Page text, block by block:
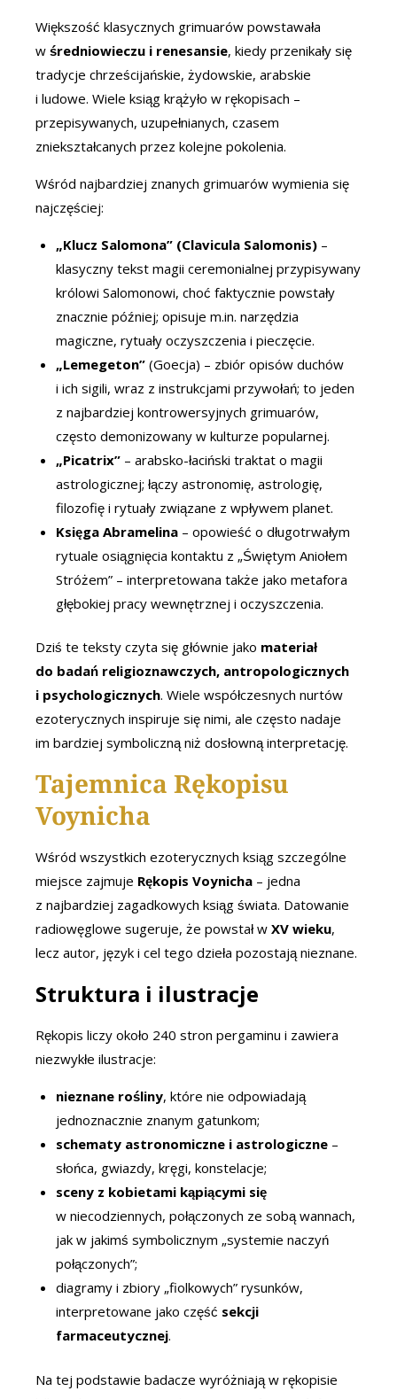
Większość klasycznych grimuarów powstawała
w średniowieczu i renesansie, kiedy przenikały się
tradycje chrześcijańskie, żydowskie, arabskie
i ludowe. Wiele ksiąg krążyło w rękopisach –
przepisywanych, uzupełnianych, czasem
zniekształcanych przez kolejne pokolenia.
Wśród najbardziej znanych grimuarów wymienia się
najczęściej:
„Klucz Salomona” (Clavicula Salomonis)–
klasyczny tekst magii ceremonialnej przypisywany
królowi Salomonowi, choć faktycznie powstały
znacznie później; opisuje m.in. narzędzia
magiczne, rytuały oczyszczenia i pieczęcie.
„Lemegeton”(Goecja) – zbiór opisów duchów
i ich sigili, wraz z instrukcjami przywołań; to jeden
z najbardziej kontrowersyjnych grimuarów,
często demonizowany w kulturze popularnej.
„Picatrix”– arabsko-łaciński traktat o magii
astrologicznej; łączy astronomię, astrologię,
filozofię i rytuały związane z wpływem planet.
Księga Abramelina– opowieść o długotrwałym
rytuale osiągnięcia kontaktu z „Świętym Aniołem
Stróżem” – interpretowana także jako metafora
głębokiej pracy wewnętrznej i oczyszczenia.
Dziś te teksty czyta się głównie jako materiał
do badań religioznawczych, antropologicznych
i psychologicznych. Wiele współczesnych nurtów
ezoterycznych inspiruje się nimi, ale często nadaje
im bardziej symboliczną niż dosłowną interpretację.
Tajemnica Rękopisu
Voynicha
Wśród wszystkich ezoterycznych ksiąg szczególne
miejsce zajmuje Rękopis Voynicha – jedna
z najbardziej zagadkowych ksiąg świata. Datowanie
radiowęglowe sugeruje, że powstał w XV wieku,
lecz autor, język i cel tego dzieła pozostają nieznane.
Struktura i ilustracje
Rękopis liczy około 240 stron pergaminu i zawiera
niezwykłe ilustracje:
nieznane rośliny, które nie odpowiadają
jednoznacznie znanym gatunkom;
schematy astronomiczne i astrologiczne–
słońca, gwiazdy, kręgi, konstelacje;
sceny z kobietami kąpiącymi się
w niecodziennych, połączonych ze sobą wannach,
jak w jakimś symbolicznym „systemie naczyń
połączonych”;
diagramy i zbiory „fiolkowych” rysunków,
interpretowane jako część sekcji
farmaceutycznej.
Na tej podstawie badacze wyróżniają w rękopisie